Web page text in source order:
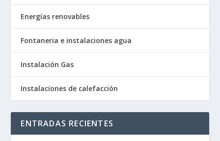
Energías renovables
Fontaneria e instalaciones agua
Instalación Gas
Instalaciones de calefacción
ENTRADAS RECIENTES